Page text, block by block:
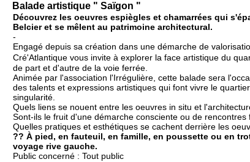
Balade artistique " Saïgon "
Découvrez les oeuvres espiègles et chamarrées qui
Belcier et se mêlent au patrimoine architectural.
-
Engagé depuis sa création dans une démarche de
Cré'Atlantique vous invite à explorer la face artistique du
de part et d'autre de la voie ferrée.
Animée par l'association l'Irrégulière, cette balade sera
des talents et expressions artistiques qui font vivre le
singularité.
Quels liens se nouent entre les oeuvres in situ et
Sont-ils le fruit d'une démarche consciente ou de rencontres
Quelles pratiques et esthétiques se cachent derrière les
?? À pied, en fauteuil, en famille, en poussette ou en
voyage rive gauche.
Public concerné : Tout public